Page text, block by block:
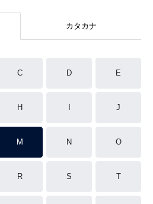
カタカナ
C D E
H J
M N O
R S T